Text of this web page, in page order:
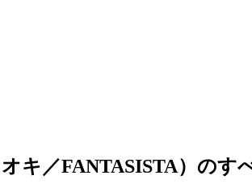
キ／FANTASISTA）のす